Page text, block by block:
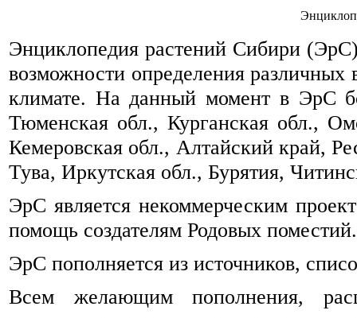
Энциклопедия растений Сибири (ЭрС)
возможности определения
климате. На данный момент в ЭрС
Тюменская обл., Курганская обл.,
Кемеровская обл., Алтайский край,
Тува, Иркутская обл., Бурятия,
ЭрС является некоммерческим
помощь создателям Родовых поместий.
ЭрС пополняется из источников,
Всем желающим пополнения,